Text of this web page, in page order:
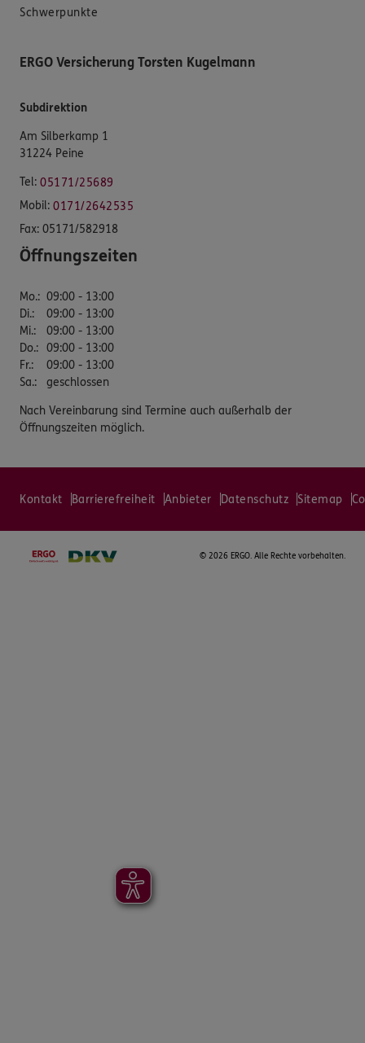
Schwerpunkte
ERGO Versicherung Torsten Kugelmann
Subdirektion
Am Silberkamp 1
31224 Peine
Tel: 05171/25689
Mobil: 0171/2642535
Fax: 05171/582918
Öffnungszeiten
Mo.: 09:00 - 13:00
Di.:
09:00 - 13:00
Mi.:
09:00 - 13:00
Do.: 09:00 - 13:00
Fr.:
09:00 - 13:00
Sa.: geschlossen
Nach Vereinbarung sind Termine auch außerhalb der
Öffnungszeiten möglich.
Kontakt Barrierefreiheit Anbieter Datenschutz Sitemap
© 2026 ERGO. Alle Rechte vorbehalten.